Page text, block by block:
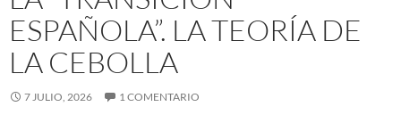
ESPAÑOLA”. LA TEORÍA DE
LA CEBOLLA
7 JULIO, 2026 1 COMENTARIO